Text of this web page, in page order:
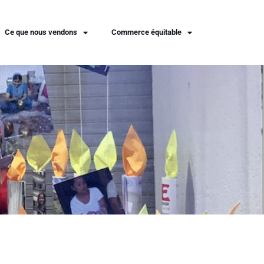
Ce que nous vendons Commerce équitable